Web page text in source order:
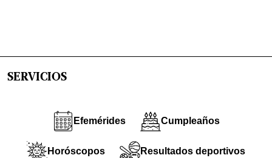
SERVICIOS
Efemérides Cumpleaños
Horóscopos Resultados deportivos